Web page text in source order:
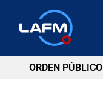
ORDEN PÚBLICO